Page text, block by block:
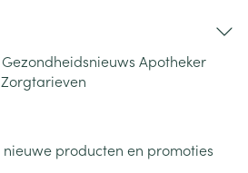
Gezondheidsnieuws Apotheker
Zorgtarieven
producten en promoties